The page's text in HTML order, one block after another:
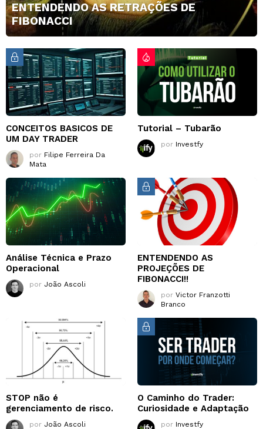
ENTENDENDO AS RETRAÇÕES DE
FIBONACCI
CONCEITOS BASICOS DE
UM DAY TRADER
por Filipe Ferreira Da
Mata
Tutorial – Tubarão
por Investfy
Análise Técnica e Prazo
Operacional
por João Ascoli
ENTENDENDO AS
PROJEÇÕES DE
FIBONACCI!!
por Victor Franzotti
Branco
STOP não é
gerenciamento de risco.
por João Ascoli
O Caminho do Trader:
Curiosidade e Adaptação
por Investfy